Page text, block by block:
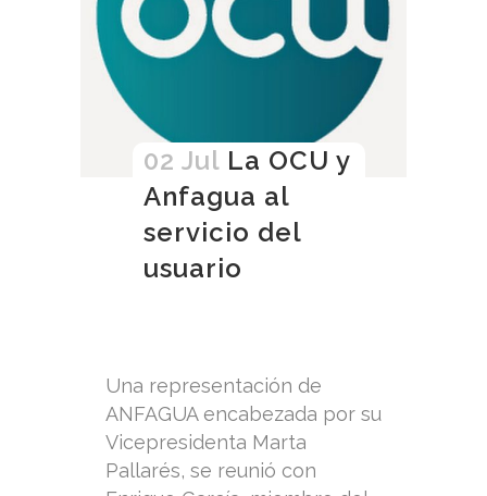
02 Jul La OCU y
Anfagua al
servicio del
usuario
Una representación de
ANFAGUA encabezada por su
Vicepresidenta Marta
Pallarés, se reunió con